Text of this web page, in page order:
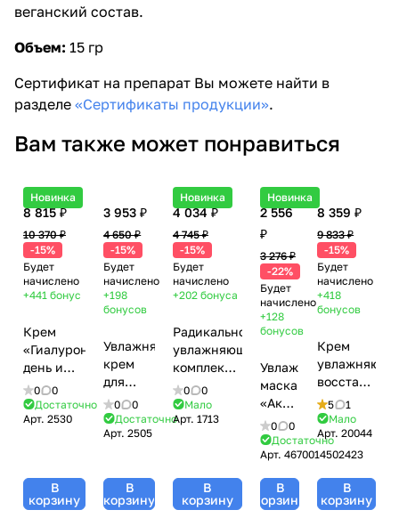
веганский состав.
Объем: 15 гр
Сертификат на препарат Вы можете найти в
разделе «Сертификаты продукции».
Вам также может понравиться
Новинка
8 815 ₽
10 370 ₽
-15%
Будет
начислено
+441 бонус
Крем
«Гиалуроник
день и
ночь» для
лица /
Day &
Klapp
(Клапп) -
0
0
Достаточно
Арт. 2530
В
корзину
3 953 ₽
4 650 ₽
-15%
Будет
начислено
+198
бонусов
Увлажняющий
крем
для
лица /
Moist
Cream,
(Клапп)
- 50 мл
0
0
Достаточно
Арт.2505
В
корзину
Новинка
4 034 ₽
4 745 ₽
-15%
Будет
начислено
+202 бонуса
Радикально-
увлажняющий
комплекс
для лица /
Radical
Moist
Klapp
(Клапп) -
0
0
Мало
Арт. 1713
В
корзину
Новинка
2 556
₽
3 276 ₽
-22%
Будет
начислено
+128
бонусов
Увлажняющая
маска
«Аква-
Удовольствие»
Geltek
(Гельтек)
0
0
Достаточно
Арт. 4670014502423
В
корзину
8 359 ₽
9 833 ₽
-15%
Будет
начислено
+418
бонусов
Крем
/ Daily
SPF - 30,
Recovery,
GiGi
Джи) - 50
мл
5
1
Мало
Арт.20044
В
корзину